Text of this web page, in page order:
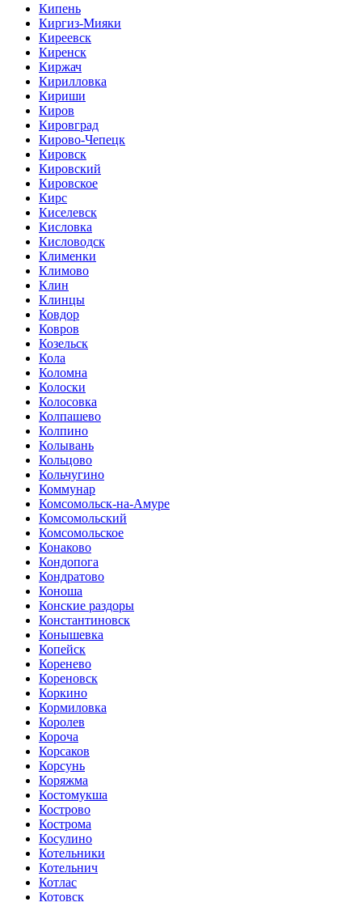
Кипень
Киргиз-Мияки
Киреевск
Киренск
Киржач
Кирилловка
Кириши
Киров
Кировград
Кирово-Чепецк
Кировск
Кировский
Кировское
Кирс
Киселевск
Кисловка
Кисловодск
Клименки
Климово
Клин
Клинцы
Ковдор
Ковров
Козельск
Кола
Коломна
Колоски
Колосовка
Колпашево
Колпино
Колывань
Кольцово
Кольчугино
Коммунар
Комсомольск-на-Амуре
Комсомольский
Комсомольское
Конаково
Кондопога
Кондратово
Коноша
Конские раздоры
Константиновск
Конышевка
Копейск
Коренево
Кореновск
Коркино
Кормиловка
Королев
Короча
Корсаков
Корсунь
Коряжма
Костомукша
Кострово
Кострома
Косулино
Котельники
Котельнич
Котлас
Котовск